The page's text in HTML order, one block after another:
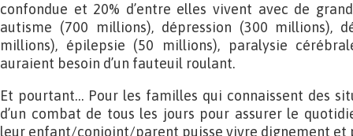
confondue et 20% d’entre elles vivent avec de
autisme (700 millions), dépression (300 millions),
millions), épilepsie (50 millions), paralysie
auraient besoin d’un fauteuil roulant.
Et pourtant… Pour les familles qui connaissent des
d’un combat de tous les jours pour assurer le
leur enfant/conjoint/parent puisse vivre dignement et